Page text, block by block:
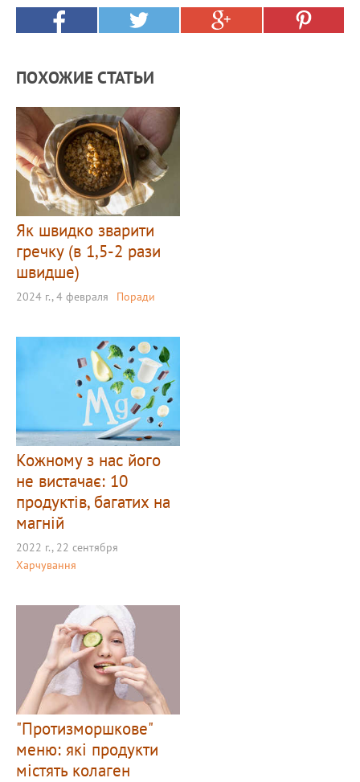
ПОХОЖИЕ СТАТЬИ
Як швидко зварити
гречку (в 1,5-2 рази
швидше)
2024 г., 4 февраля Поради
Кожному з нас його
не вистачає: 10
продуктів, багатих на
магній
2022 г., 22 сентября
Харчування
"Протизморшкове"
меню: які продукти
містять колаген